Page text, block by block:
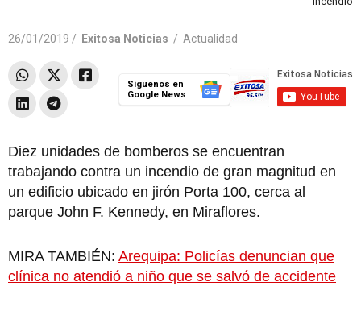
26/01/2019 / Exitosa Noticias / Actualidad
Síguenos en
Google News
Diez unidades de bomberos se encuentran
trabajando contra un incendio de gran magnitud en
un edificio ubicado en jirón Porta 100, cerca al
parque John F. Kennedy, en Miraflores.
MIRA TAMBIÉN: Arequipa: Policías denuncian que
clínica no atendió a niño que se salvó de accidente